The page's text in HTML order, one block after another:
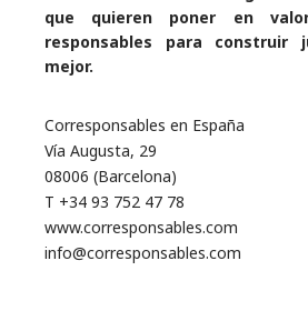
que quieren poner en
responsables para construir
mejor.
Corresponsables en España
Vía Augusta, 29
08006 (Barcelona)
T +34 93 752 47 78
www.corresponsables.com
info@corresponsables.com